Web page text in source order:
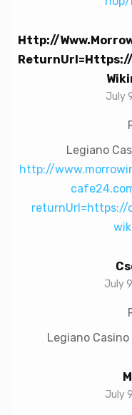
Http://
July
Legiano
http://
returnUrl=https://
July
Legiano
July